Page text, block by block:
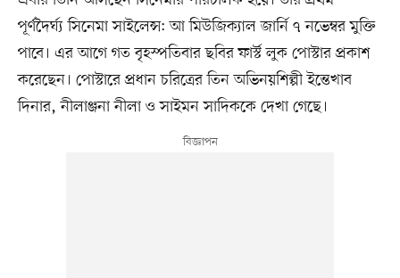
পূর্ণদৈর্ঘ্য সিনেমা সাইলেন্স: আ মিউজিক্যাল জার্নি ৭ নভেম্বর মুক্তি
পাবে। এর আগে গত বৃহস্পতিবার ছবির ফার্স্ট লুক পোস্টার প্রকাশ
করেছেন। পোস্টারে প্রধান চরিত্রের তিন অভিনয়শিল্পী ইন্তেখাব
দিনার, নীলাঞ্জনা নীলা ও সাইমন সাদিককে দেখা গেছে।